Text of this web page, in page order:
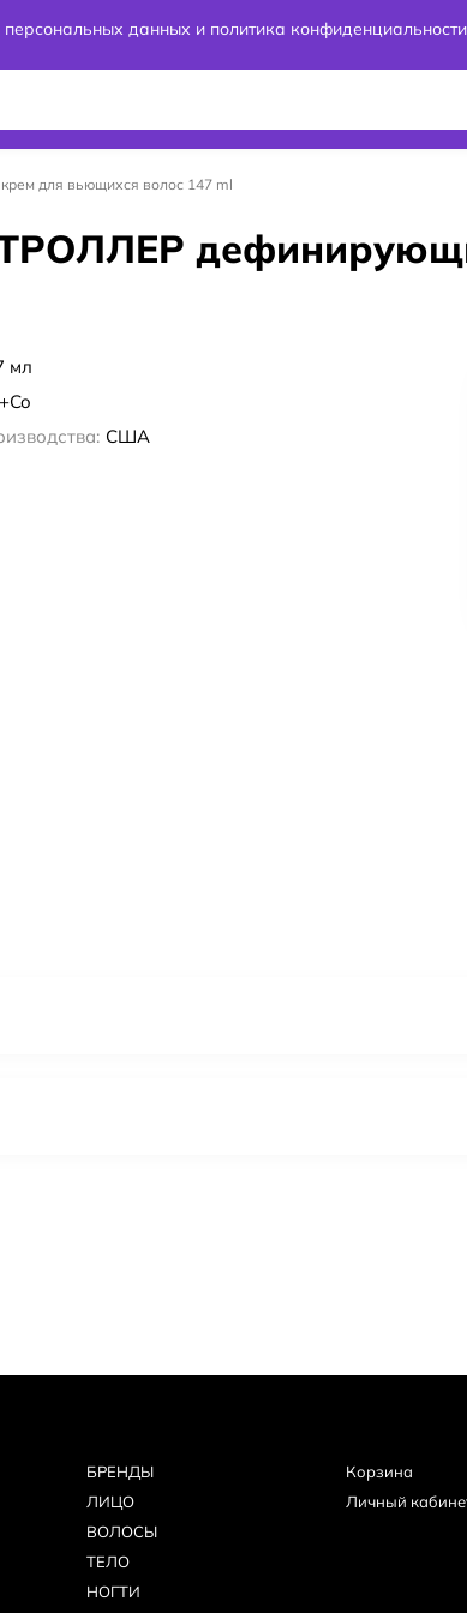
данных и политика конфиденциальности
для вьющихся волос 147 ml
мл
США
БPEНДЫ
ЛИЦО
ВОЛОСЫ
ТЕЛО
НОГТИ
Корзина
Личный